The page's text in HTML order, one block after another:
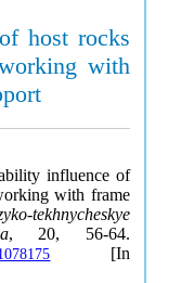
host rocks
with
influence of
with frame
tekhnycheskye
, 20, 56-64.
[In